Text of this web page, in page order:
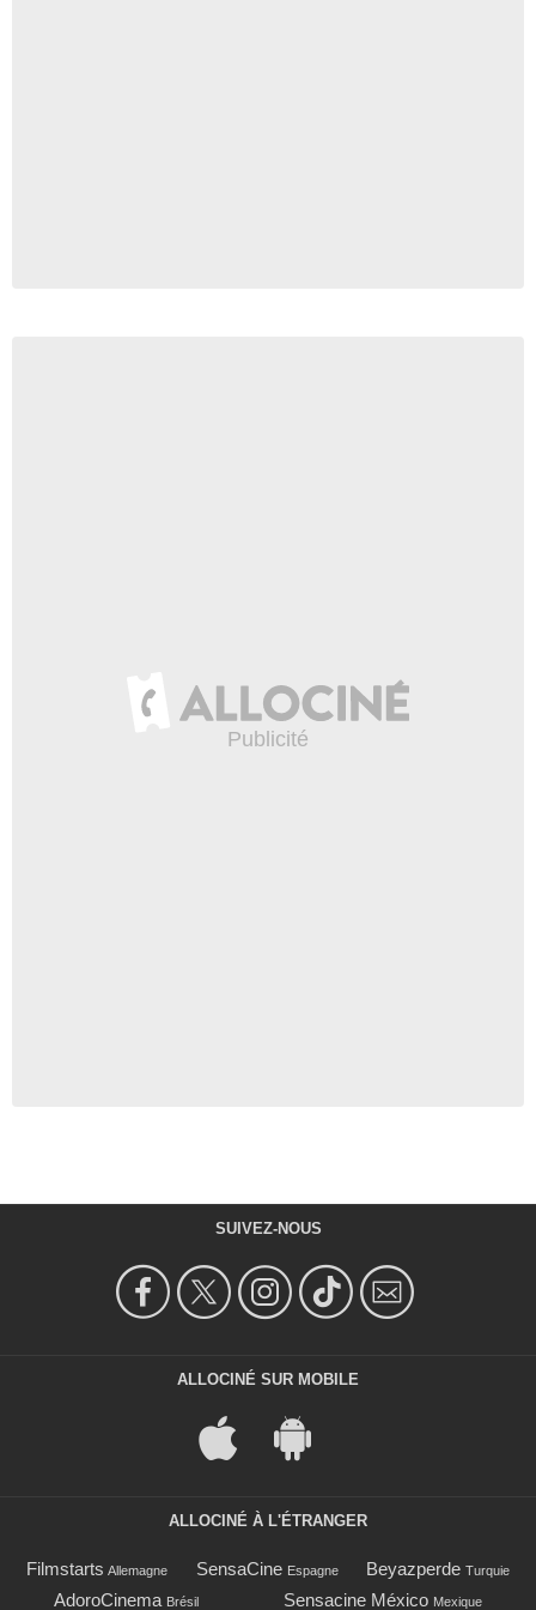
SUIVEZ-NOUS
ALLOCINÉ SUR MOBILE
ALLOCINÉ À L'ÉTRANGER
Filmstarts Allemagne SensaCine Espagne Beyazperde Turquie
AdoroCinema Brésil Sensacine México Mexique